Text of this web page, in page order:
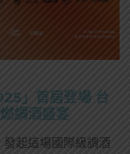
」首屆登場 台
調酒盛宴
起這場國際級調酒